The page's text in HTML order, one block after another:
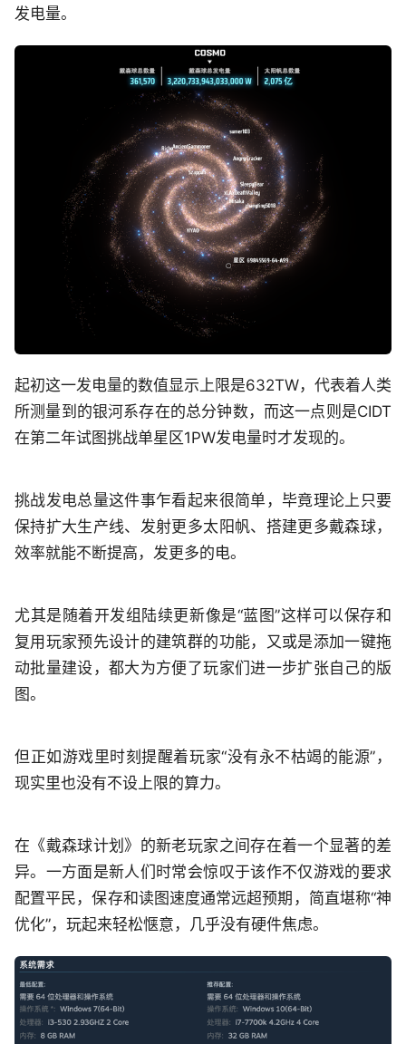
发电量。
起初这一发电量的数值显示上限是632TW，代表着人类
所测量到的银河系存在的总分钟数，而这一点则是CIDT
在第二年试图挑战单星区1PW发电量时才发现的。
挑战发电总量这件事乍看起来很简单，毕竟理论上只要
保持扩大生产线、发射更多太阳帆、搭建更多戴森球，
效率就能不断提高，发更多的电。
尤其是随着开发组陆续更新像是“蓝图”这样可以保存和
复用玩家预先设计的建筑群的功能，又或是添加一键拖
动批量建设，都大为方便了玩家们进一步扩张自己的版
图。
但正如游戏里时刻提醒着玩家“没有永不枯竭的能源”，
现实里也没有不设上限的算力。
在《戴森球计划》的新老玩家之间存在着一个显著的差
异。一方面是新人们时常会惊叹于该作不仅游戏的要求
配置平民，保存和读图速度通常远超预期，简直堪称“神
优化”，玩起来轻松惬意，几乎没有硬件焦虑。